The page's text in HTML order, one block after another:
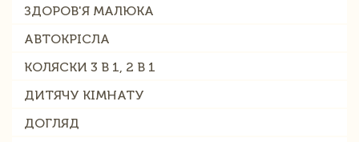
ЗДОРОВ'Я МАЛЮКА
АВТОКРІСЛА
КОЛЯСКИ 3 В 1, 2 В 1
ДИТЯЧУ КІМНАТУ
ДОГЛЯД